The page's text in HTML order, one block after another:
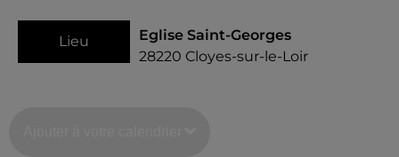
Lieu
Eglise Saint-Georges
28220 Cloyes-sur-le-Loir